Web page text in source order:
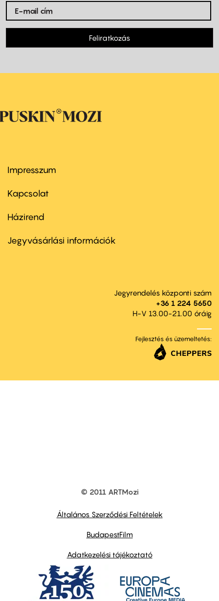
Feliratkozás
Footer
first
Impresszum
Kapcsolat
Footer
second
Házirend
Jegyvásárlási információk
Jegyrendelés központi szám
+36 1 224 5650
H-V 13.00-21.00 óráig
Fejlesztés és üzemeltetés:
© 2011 ARTMozi
Általános Szerződési Feltételek
BudapestFilm
Adatkezelési tájékoztató